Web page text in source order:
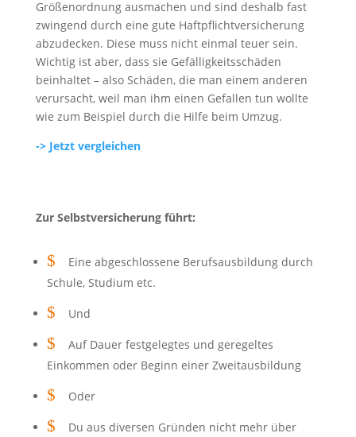
Größenordnung ausmachen und sind deshalb fast
zwingend durch eine gute Haftpflichtversicherung
abzudecken. Diese muss nicht einmal teuer sein.
Wichtig ist aber, dass sie Gefälligkeitsschäden
beinhaltet – also Schäden, die man einem anderen
verursacht, weil man ihm einen Gefallen tun wollte
wie zum Beispiel durch die Hilfe beim Umzug.
-> Jetzt vergleichen
Zur Selbstversicherung führt:
$
Eine abgeschlossene Berufsausbildung durch
Schule, Studium etc.
$ Und
$
Auf Dauer festgelegtes und geregeltes
Einkommen oder Beginn einer Zweitausbildung
$ Oder
$
Du aus diversen Gründen nicht mehr über